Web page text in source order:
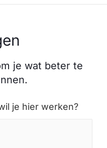
je wat beter te
je hier werken?